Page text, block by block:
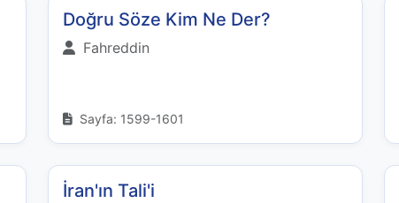
Doğru Söze Kim Ne Der?
Fahreddin
Sayfa: 1599-1601
İran'ın Tali'i